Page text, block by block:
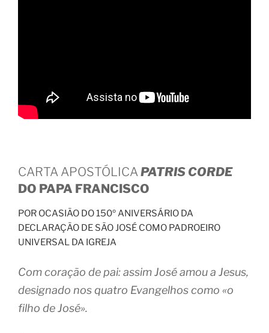
CARTA APOSTÓLICAPATRIS CORDE
DO PAPA FRANCISCO
POR OCASIÃO DO 150º ANIVERSÁRIO DA
DECLARAÇÃO DE SÃO JOSÉ COMO PADROEIRO
UNIVERSAL DA IGREJA
Com coração de pai: assim José amou a Jesus,
designado nos quatro Evangelhos como «o
filho de José».